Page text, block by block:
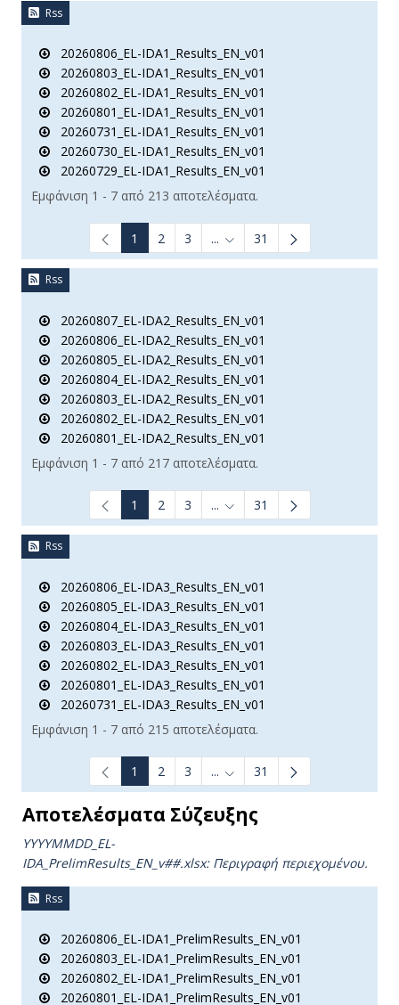
Rss
20260806_EL-IDA1_Results_EN_v01
20260803_EL-IDA1_Results_EN_v01
20260802_EL-IDA1_Results_EN_v01
20260801_EL-IDA1_Results_EN_v01
20260731_EL-IDA1_Results_EN_v01
20260730_EL-IDA1_Results_EN_v01
20260729_EL-IDA1_Results_EN_v01
Εμφάνιση 1 - 7 από 213 αποτελέσματα.
1 2 3 ... Ενδιάμεσες σελίδες Use
31
Rss
20260807_EL-IDA2_Results_EN_v01
20260806_EL-IDA2_Results_EN_v01
20260805_EL-IDA2_Results_EN_v01
20260804_EL-IDA2_Results_EN_v01
20260803_EL-IDA2_Results_EN_v01
20260802_EL-IDA2_Results_EN_v01
20260801_EL-IDA2_Results_EN_v01
Εμφάνιση 1 - 7 από 217 αποτελέσματα.
1 2 3 ... Ενδιάμεσες σελίδες Use
31
Rss
20260806_EL-IDA3_Results_EN_v01
20260805_EL-IDA3_Results_EN_v01
20260804_EL-IDA3_Results_EN_v01
20260803_EL-IDA3_Results_EN_v01
20260802_EL-IDA3_Results_EN_v01
20260801_EL-IDA3_Results_EN_v01
20260731_EL-IDA3_Results_EN_v01
Εμφάνιση 1 - 7 από 215 αποτελέσματα.
1 2 3 ... Ενδιάμεσες σελίδες Use
31
Αποτελέσματα Σύζευξης
YYYYMMDD_EL-
IDA_PrelimResults_ΕΝ_v##.xlsx:Περιγραφή περιεχομένου.
Rss
20260806_EL-IDA1_PrelimResults_EN_v01
20260803_EL-IDA1_PrelimResults_EN_v01
20260802_EL-IDA1_PrelimResults_EN_v01
20260801_EL-IDA1_PrelimResults_EN_v01